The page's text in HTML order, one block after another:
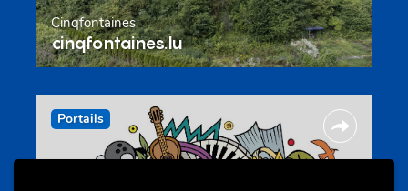
Cinqfontaines
cinqfontaines.lu
Portails